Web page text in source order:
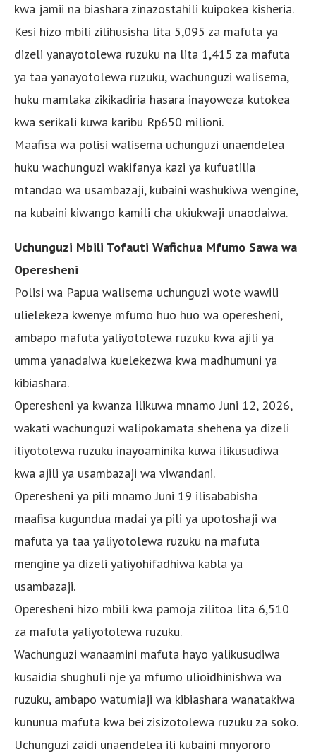
kwa jamii na biashara zinazostahili kuipokea kisheria.
Kesi hizo mbili zilihusisha lita 5,095 za mafuta ya
dizeli yanayotolewa ruzuku na lita 1,415 za mafuta
ya taa yanayotolewa ruzuku, wachunguzi walisema,
huku mamlaka zikikadiria hasara inayoweza kutokea
kwa serikali kuwa karibu Rp650 milioni.
Maafisa wa polisi walisema uchunguzi unaendelea
huku wachunguzi wakifanya kazi ya kufuatilia
mtandao wa usambazaji, kubaini washukiwa wengine,
na kubaini kiwango kamili cha ukiukwaji unaodaiwa.
Uchunguzi Mbili Tofauti Wafichua Mfumo Sawa wa
Operesheni
Polisi wa Papua walisema uchunguzi wote wawili
ulielekeza kwenye mfumo huo huo wa operesheni,
ambapo mafuta yaliyotolewa ruzuku kwa ajili ya
umma yanadaiwa kuelekezwa kwa madhumuni ya
kibiashara.
Operesheni ya kwanza ilikuwa mnamo Juni 12, 2026,
wakati wachunguzi walipokamata shehena ya dizeli
iliyotolewa ruzuku inayoaminika kuwa ilikusudiwa
kwa ajili ya usambazaji wa viwandani.
Operesheni ya pili mnamo Juni 19 ilisababisha
maafisa kugundua madai ya pili ya upotoshaji wa
mafuta ya taa yaliyotolewa ruzuku na mafuta
mengine ya dizeli yaliyohifadhiwa kabla ya
usambazaji.
Operesheni hizo mbili kwa pamoja zilitoa lita 6,510
za mafuta yaliyotolewa ruzuku.
Wachunguzi wanaamini mafuta hayo yalikusudiwa
kusaidia shughuli nje ya mfumo ulioidhinishwa wa
ruzuku, ambapo watumiaji wa kibiashara wanatakiwa
kununua mafuta kwa bei zisizotolewa ruzuku za soko.
Uchunguzi zaidi unaendelea ili kubaini mnyororo